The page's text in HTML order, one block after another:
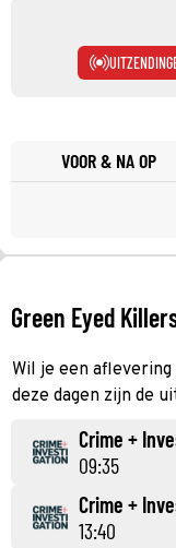
VOOR & NA OP
Green Eyed
Wil je een
deze dagen zijn de
Crime +
09:35
Crime +
13:40